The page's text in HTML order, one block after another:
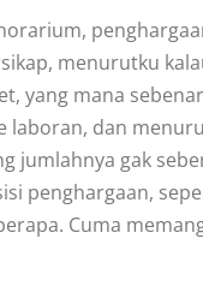
menurutku
yang mana
laboran, dan
jumlahnya gak
penghargaan,
Cuma